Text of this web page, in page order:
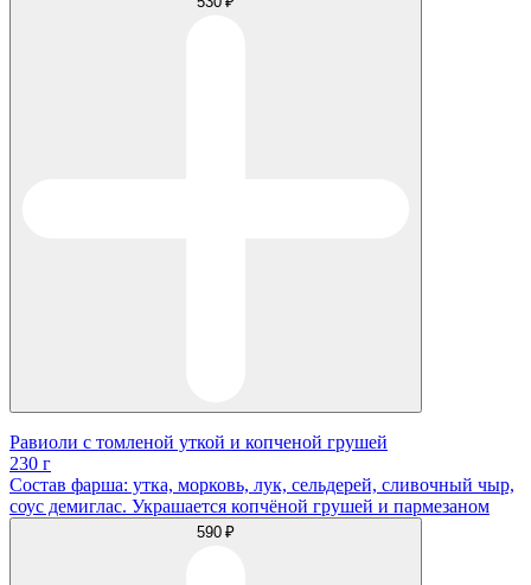
Равиоли с томленой уткой и копченой грушей
230 г
Состав фарша: утка, морковь, лук, сельдерей, сливочный чыр,
соус демиглас. Украшается копчёной грушей и пармезаном
590 ₽